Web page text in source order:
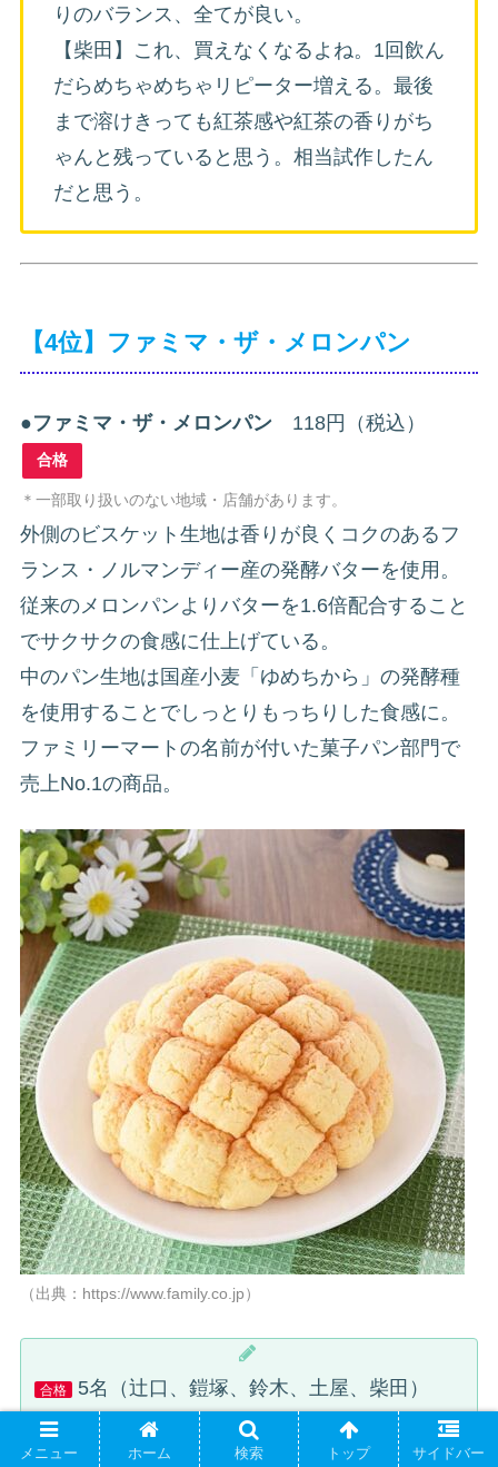
りのバランス、全てが良い。
【柴田】これ、買えなくなるよね。1回飲ん
だらめちゃめちゃリピーター増える。最後
まで溶けきっても紅茶感や紅茶の香りがち
ゃんと残っていると思う。相当試作したん
だと思う。
【4位】ファミマ・ザ・メロンパン
●ファミマ・ザ・メロンパン 118円（税込）
合格
＊一部取り扱いのない地域・店舗があります。
外側のビスケット生地は香りが良くコクのあるフ
ランス・ノルマンディー産の発酵バターを使用。
従来のメロンパンよりバターを1.6倍配合すること
でサクサクの食感に仕上げている。
中のパン生地は国産小麦「ゆめちから」の発酵種
を使用することでしっとりもっちりした食感に。
ファミリーマートの名前が付いた菓子パン部門で
売上No.1の商品。
（出典：https://www.family.co.jp）
合格 5名（辻口、鎧塚、鈴木、土屋、柴田）
不合格 2名（徳増、徳永）
メニュー ホーム 検索 トップ サイドバー